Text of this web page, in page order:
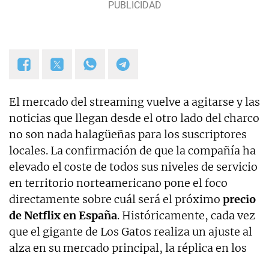
El mercado del streaming vuelve a agitarse y las
noticias que llegan desde el otro lado del charco
no son nada halagüeñas para los suscriptores
locales. La confirmación de que la compañía ha
elevado el coste de todos sus niveles de servicio
en territorio norteamericano pone el foco
directamente sobre cuál será el próximo precio
de Netflix en España. Históricamente, cada vez
que el gigante de Los Gatos realiza un ajuste al
alza en su mercado principal, la réplica en los